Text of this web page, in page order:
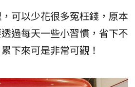
可以少花很多冤枉錢，原本
過每天一些小習慣，省下不
下來可是非常可觀！